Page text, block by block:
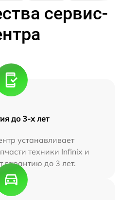
сервис-
до 3-х лет
устанавливает
техники Infinix и
гарантию до 3 лет.